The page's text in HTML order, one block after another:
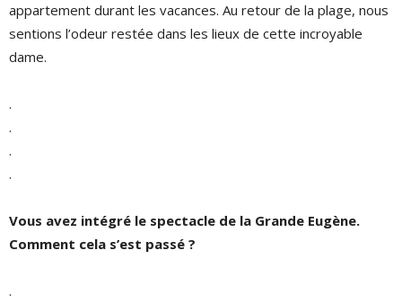
appartement durant les vacances. Au retour de la plage, nous
sentions l’odeur restée dans les lieux de cette incroyable
dame.
.
.
.
.
Vous avez intégré le spectacle de la Grande Eugène.
Comment cela s’est passé ?
.